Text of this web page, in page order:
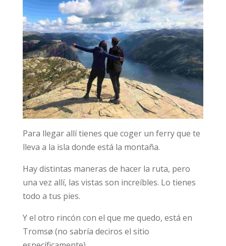
Para llegar allí tienes que coger un ferry que te
lleva a la isla donde está la montaña.
Hay distintas maneras de hacer la ruta, pero
una vez allí, las vistas son increíbles. Lo tienes
todo a tus pies.
Y el otro rincón con el que me quedo, está en
Tromsø (no sabría deciros el sitio